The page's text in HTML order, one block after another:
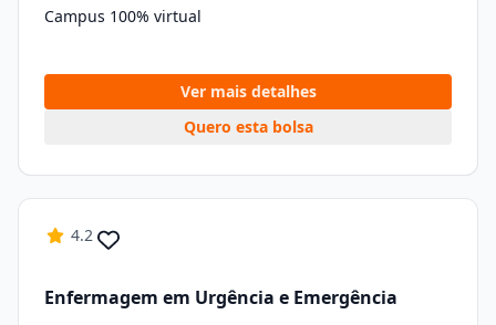
Campus 100% virtual
Ver mais detalhes
Quero esta bolsa
4.2
Enfermagem em Urgência e Emergência